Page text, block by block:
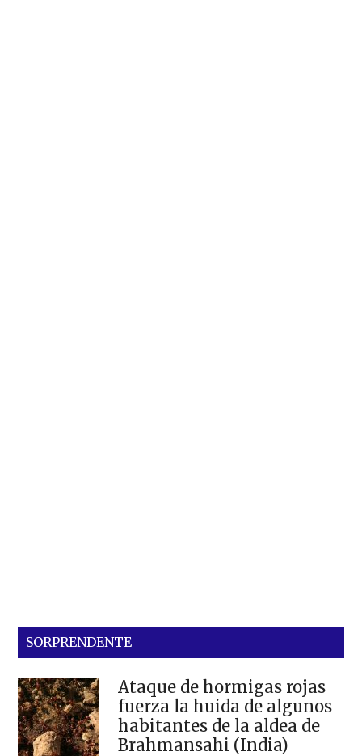
SORPRENDENTE
Ataque de hormigas rojas
fuerza la huida de algunos
habitantes de la aldea de
Brahmansahi (India)